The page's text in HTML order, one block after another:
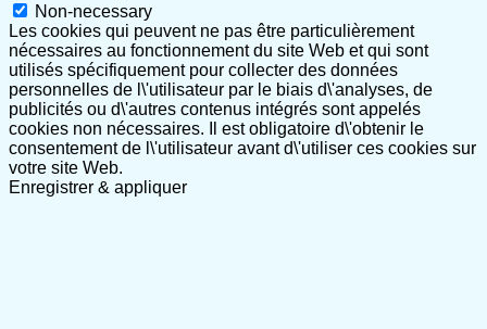
Non-necessary
Les cookies qui peuvent ne pas être particulièrement
nécessaires au fonctionnement du site Web et qui sont
utilisés spécifiquement pour collecter des données
personnelles de l\'utilisateur par le biais d\'analyses, de
publicités ou d\'autres contenus intégrés sont appelés
cookies non nécessaires. Il est obligatoire d\'obtenir le
consentement de l\'utilisateur avant d\'utiliser ces cookies sur
votre site Web.
Enregistrer & appliquer